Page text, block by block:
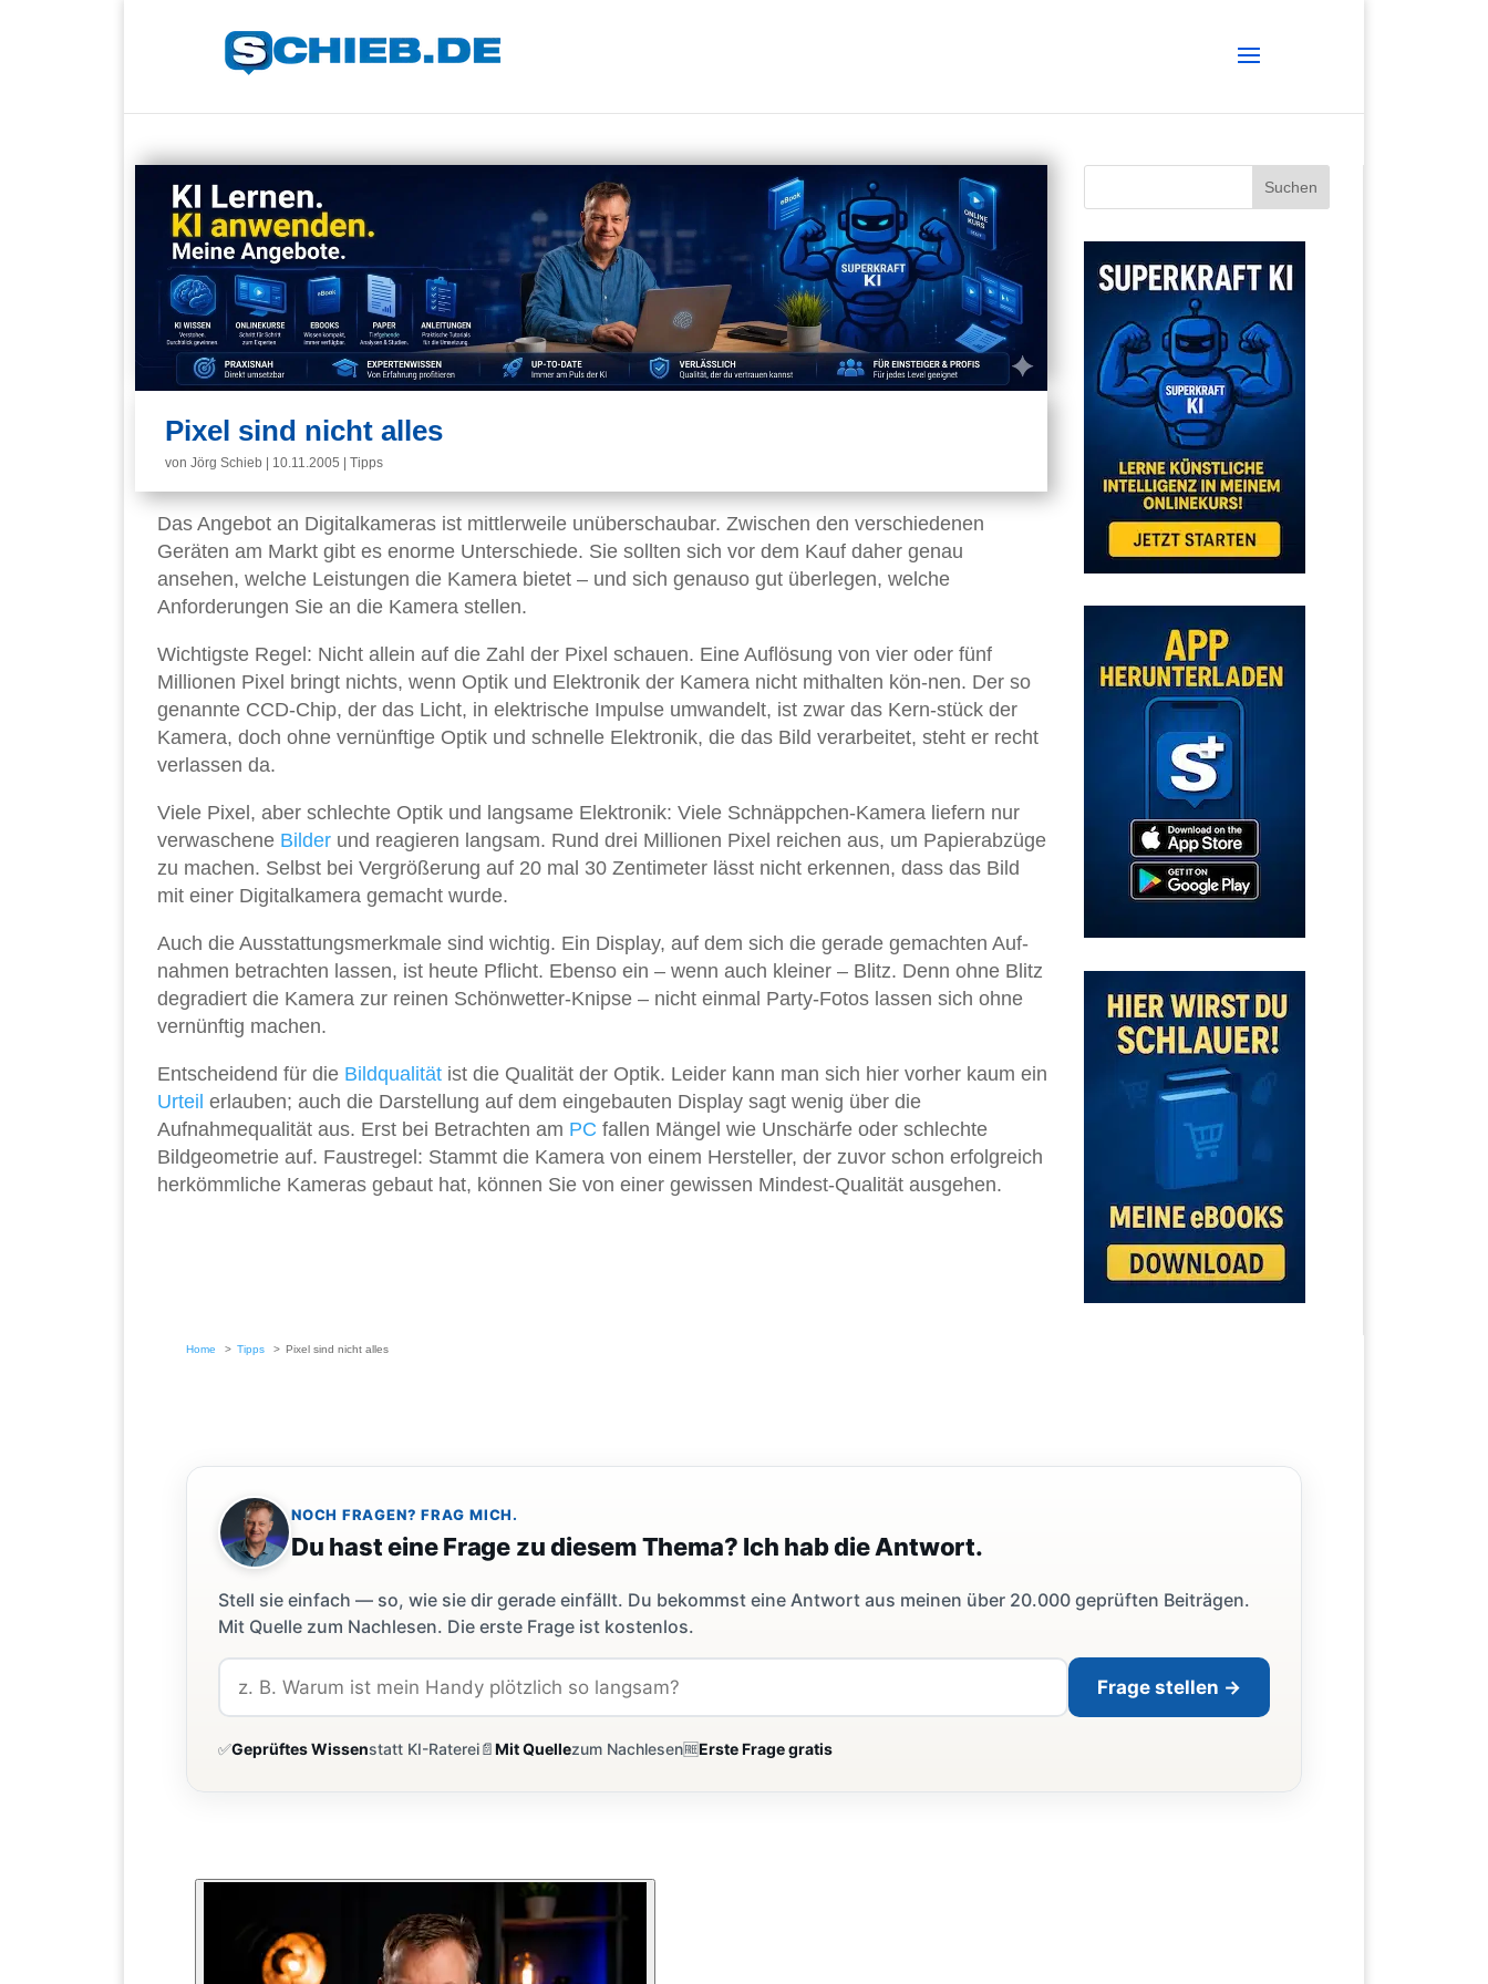
Pixel sind nicht alles
von Jörg Schieb 10.11.2005 Tipps
Das Angebot an Digitalkameras ist mittlerweile unüberschaubar. Zwischen den verschiedenen
Geräten am Markt gibt es enorme Unterschiede. Sie sollten sich vor dem Kauf daher genau
ansehen, welche Leistungen die Kamera bietet – und sich genauso gut überlegen, welche
Anforderungen Sie an die Kamera stellen.
Wichtigste Regel: Nicht allein auf die Zahl der Pixel schauen. Eine Auflösung von vier oder fünf
Millionen Pixel bringt nichts, wenn Optik und Elektronik der Kamera nicht mithalten kön-nen. Der so
genannte CCD-Chip, der das Licht, in elektrische Impulse umwandelt, ist zwar das Kern-stück der
Kamera, doch ohne vernünftige Optik und schnelle Elektronik, die das Bild verarbeitet, steht er recht
verlassen da.
Viele Pixel, aber schlechte Optik und langsame Elektronik: Viele Schnäppchen-Kamera liefern nur
verwaschene Bilder und reagieren langsam. Rund drei Millionen Pixel reichen aus, um Papierabzüge
zu machen. Selbst bei Vergrößerung auf 20 mal 30 Zentimeter lässt nicht erkennen, dass das Bild
mit einer Digitalkamera gemacht wurde.
Auch die Ausstattungsmerkmale sind wichtig. Ein Display, auf dem sich die gerade gemachten Auf-
nahmen betrachten lassen, ist heute Pflicht. Ebenso ein – wenn auch kleiner – Blitz. Denn ohne Blitz
degradiert die Kamera zur reinen Schönwetter-Knipse – nicht einmal Party-Fotos lassen sich ohne
vernünftig machen.
Entscheidend für die Bildqualität ist die Qualität der Optik. Leider kann man sich hier vorher kaum ein
Urteil erlauben; auch die Darstellung auf dem eingebauten Display sagt wenig über die
Aufnahmequalität aus. Erst bei Betrachten am PC fallen Mängel wie Unschärfe oder schlechte
Bildgeometrie auf. Faustregel: Stammt die Kamera von einem Hersteller, der zuvor schon erfolgreich
herkömmliche Kameras gebaut hat, können Sie von einer gewissen Mindest-Qualität ausgehen.
Home Tipps Pixel sind nicht alles
NOCH FRAGEN? FRAG MICH.
Du hast eine Frage zu diesem Thema? Ich hab die Antwort.
Stell sie einfach — so, wie sie dir gerade einfällt. Du bekommst eine Antwort aus meinen über 20.000 geprüften Beiträgen.
Mit Quelle zum Nachlesen. Die erste Frage ist kostenlos.
Frage stellen →
✅Geprüftes Wissenstatt KI-Raterei📄Mit Quellezum Nachlesen🆓Erste Frage gratis